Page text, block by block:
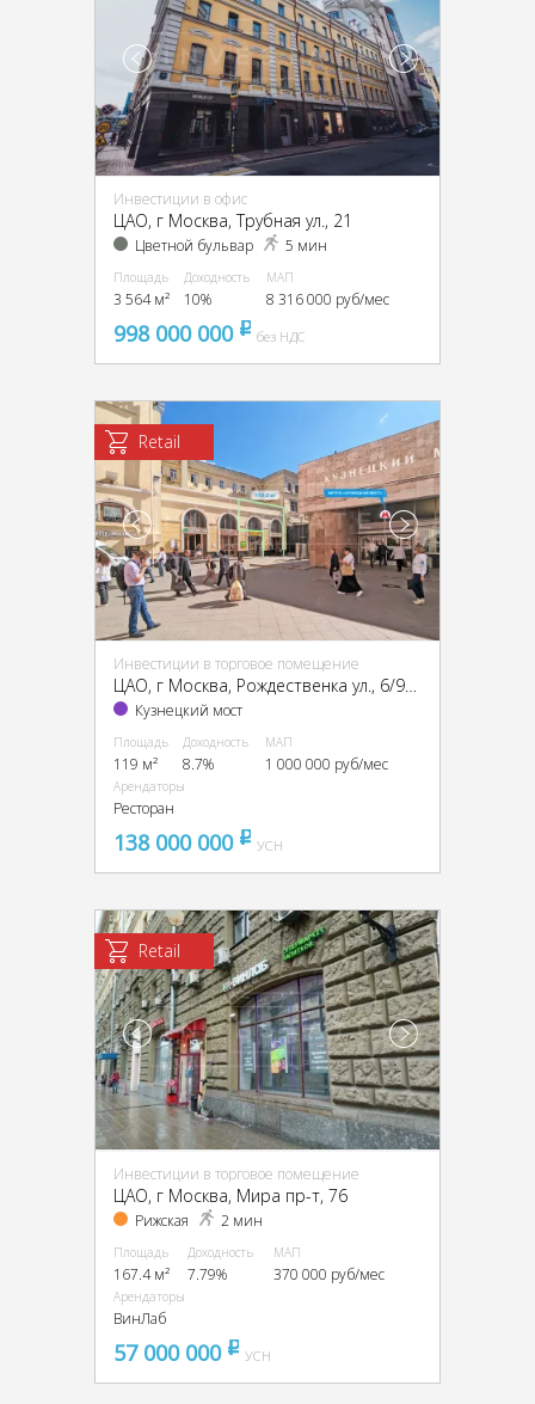
Инвестиции в офис
ЦАО, г Москва, Трубная ул., 21
Цветной бульвар 5 мин
Площадь
3 564 м²
Доходность
10%
МАП
8 316 000 руб/мес
998 000 000 pуббез НДС
Retail
Инвестиции в торговое помещение
ЦАО, г Москва, Рождественка ул., 6/9/20, стр. 1
Кузнецкий мост
Площадь
119 м²
Доходность
8.7%
МАП
1 000 000 руб/мес
Арендаторы
Ресторан
138 000 000 pуб
УСН
Retail
Инвестиции в торговое помещение
ЦАО, г Москва, Мира пр-т, 76
Рижская 2 мин
Площадь
167.4 м²
Доходность
7.79%
МАП
370 000 руб/мес
Арендаторы
ВинЛаб
57 000 000 pуб
УСН